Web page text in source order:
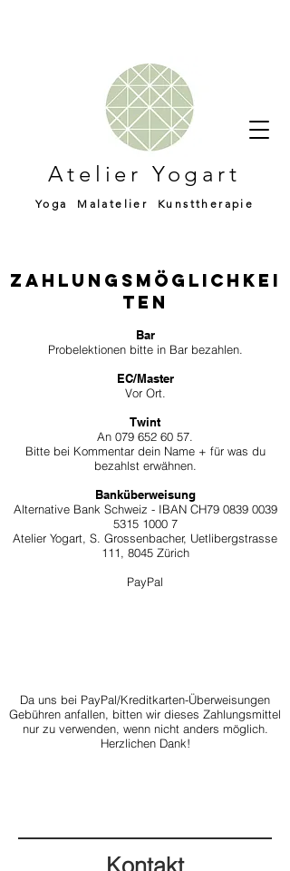
Atelier Yogart
Yoga Malatelier Kunsttherapie
ZAHLUNGSMÖGLICHKEI
TEN
Bar
Probelektionen bitte in Bar bezahlen.
EC/Master​
Vor Ort.
Twint
An 079 652 60 57.
Bitte bei Kommentar dein Name + für was du
bezahlst erwähnen.
Banküberweisung
Alternative Bank Schweiz - IBAN CH79 0839 0039
5315 1000 7
Atelier Yogart, S. Grossenbacher, Uetlibergstrasse
111, 8045 Zürich
PayPal
Da uns bei PayPal/Kreditkarten-Überweisungen
Gebühren anfallen, bitten wir dieses Zahlungsmittel
nur zu verwenden, wenn nicht anders möglich.
Herzlichen Dank!
Kontakt